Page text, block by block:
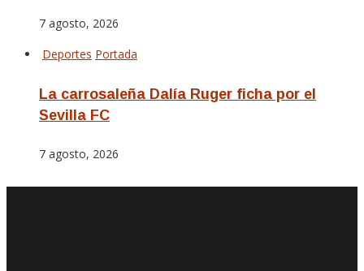
7 agosto, 2026
Deportes Portada
La carrosaleña Dalía Ruger ficha por el
Sevilla FC
7 agosto, 2026